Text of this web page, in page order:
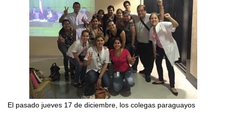
El pasado jueves 17 de diciembre, los colegas paraguayos